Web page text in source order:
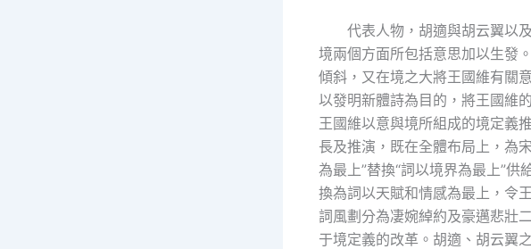
代表人物，胡適與胡云翼以
境兩個方面所包括意思加以生發
傾斜，又在境之大將王國維有關
以發明新體詩為目的，將王國維
王國維以意與境所組成的境定義
長及推演，既在全體布局上，為
為最上”替換“詞以境界為最上”
換為詞以天賦和情感為最上，令
詞風劃分為凄婉綽約及豪邁悲壯
于境定義的改革。胡適、胡云翼